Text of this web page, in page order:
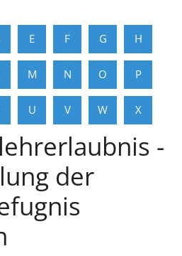
E F G H
M N O P
U V W X
-
der